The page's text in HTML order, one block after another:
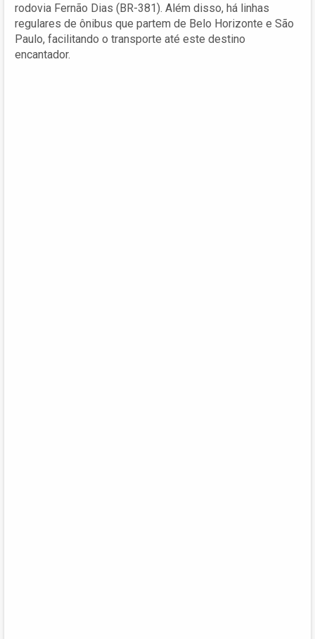
rodovia Fernão Dias (BR-381). Além disso, há linhas
regulares de ônibus que partem de Belo Horizonte e São
Paulo, facilitando o transporte até este destino
encantador.